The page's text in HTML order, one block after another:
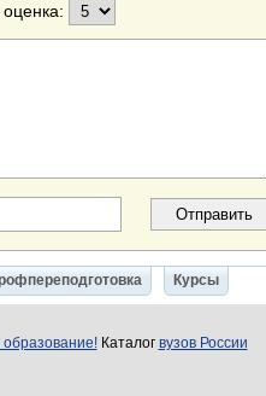
Курсы
Каталог вузов России